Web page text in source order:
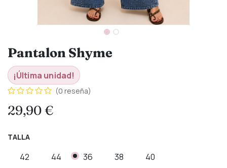
Pantalon Shyme
¡Última unidad!
(0 reseña)
29,90€
TALLA
42 44 36 38 40